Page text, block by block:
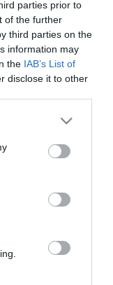
parties prior to
of the further
third parties on the
information may
the IAB’s List of
disclose it to other
or more Google
You may click to
party tags to
in below Google
elnök és Sanna
nyilatkozatban azt
A FINN ÉS A
hogy nem fogja
a NATO-hoz.
ÚT SVÉDORSZÁG
támogatja
– számolt be a